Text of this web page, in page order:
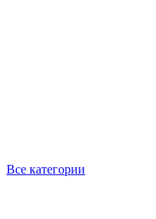
Все категории